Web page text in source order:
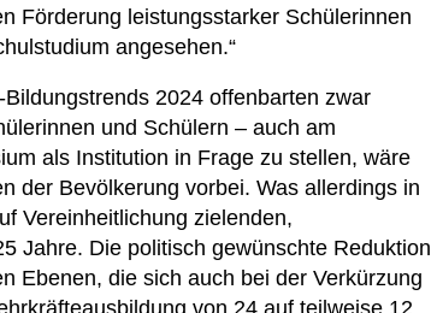
Förderung leistungsstarker Schülerinnen
angesehen.“
2024 offenbarten zwar
und Schülern – auch am
als Institution in Frage zu stellen, wäre
der Bevölkerung vorbei. Was allerdings in
Vereinheitlichung zielenden,
Jahre. Die politisch gewünschte Reduktion
Ebenen, die sich auch bei der Verkürzung